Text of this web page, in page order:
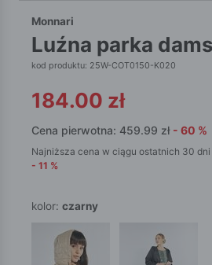
Monnari
luźna parka
kod produktu: 25W-COT0150-K020
184.00 zł
Cena pierwotna: 459.99 zł - 60 %
Najniższa cena w ciągu ostatnich 30
- 11 %
kolor: czarny